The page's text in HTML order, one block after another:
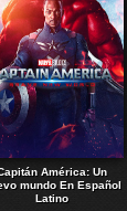
América: Un
mundo En Español
Latino